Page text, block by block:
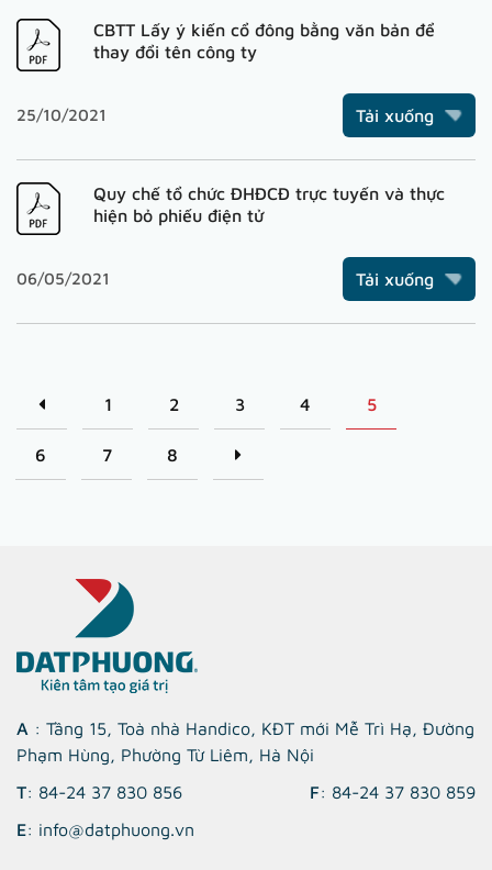
CBTT Lấy ý kiến cổ đông bằng văn bản để
thay đổi tên công ty
25/10/2021 Tải xuống
Quy chế tổ chức ĐHĐCĐ trực tuyến và thực
hiện bỏ phiếu điện tử
06/05/2021 Tải xuống
1 2 3 4 5
6 7 8
A : Tầng 15, Toà nhà Handico, KĐT mới Mễ Trì Hạ, Đường
Phạm Hùng, Phường Từ Liêm, Hà Nội
T: 84-24 37 830 856 F: 84-24 37 830 859
E: info@datphuong.vn